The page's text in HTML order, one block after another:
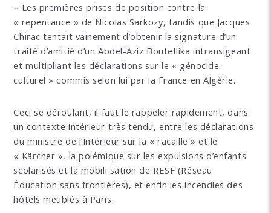
– Les premières prises de position contre la
« repentance » de Nicolas Sarkozy, tandis que Jacques
Chirac tentait vainement d’obtenir la signature d’un
traité d’amitié d’un Abdel-Aziz Bouteflika intransigeant
et multipliant les déclarations sur le « génocide
culturel » commis selon lui par la France en Algérie.
Ceci se déroulant, il faut le rappeler rapidement, dans
un contexte intérieur très tendu, entre les déclarations
du ministre de l’Intérieur sur la « racaille » et le
« Kärcher », la polémique sur les expulsions d’enfants
scolarisés et la mobili sation de RESF (Réseau
Éducation sans frontières), et enfin les incendies des
hôtels meublés à Paris.